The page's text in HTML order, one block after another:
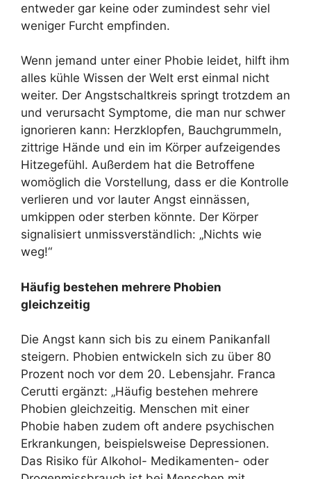
entweder gar keine oder zumindest sehr viel
weniger Furcht empfinden.
Wenn jemand unter einer Phobie leidet, hilft ihm
alles kühle Wissen der Welt erst einmal nicht
weiter. Der Angstschaltkreis springt trotzdem an
und verursacht Symptome, die man nur schwer
ignorieren kann: Herzklopfen, Bauchgrummeln,
zittrige Hände und ein im Körper aufzeigendes
Hitzegefühl. Außerdem hat die Betroffene
womöglich die Vorstellung, dass er die Kontrolle
verlieren und vor lauter Angst einnässen,
umkippen oder sterben könnte. Der Körper
signalisiert unmissverständlich: „Nichts wie
weg!“
Häufig bestehen mehrere Phobien
gleichzeitig
Die Angst kann sich bis zu einem Panikanfall
steigern. Phobien entwickeln sich zu über 80
Prozent noch vor dem 20. Lebensjahr. Franca
Cerutti ergänzt: „Häufig bestehen mehrere
Phobien gleichzeitig. Menschen mit einer
Phobie haben zudem oft andere psychischen
Erkrankungen, beispielsweise Depressionen.
Das Risiko für Alkohol- Medikamenten- oder